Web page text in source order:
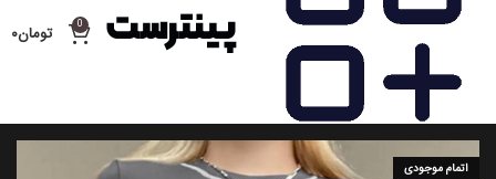
0 تومان۰
اتمام موجودی